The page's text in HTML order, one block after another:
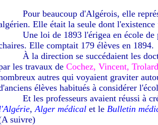
Pour beaucoup d'Algérois, elle
Elle était la seule dont l'existence
Une loi de 1893 l'érigea en école
Elle comptait 179 élèves en 1894.
Àla direction se succédaient les
les travaux de Cochez, Vincent,
autres qui voyaient graviter
élèves habitués à considérer
Et les professeurs avaient réussi à
,Alger médicalet leBulletin
suivre)